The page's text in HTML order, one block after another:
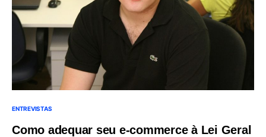
ENTREVISTAS
Como adequar seu e-commerce à Lei Geral